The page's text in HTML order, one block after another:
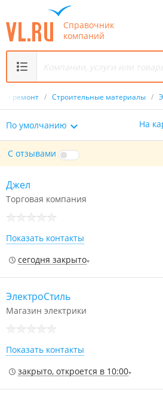
Справочник
компаний
и ремонт / Строительные материалы /
По умолчанию На
С отзывами
Джел
Торговая компания
Показать контакты
сегодня закрыто
ЭлектроСтиль
Магазин электрики
Показать контакты
закрыто, откроется в 10:00